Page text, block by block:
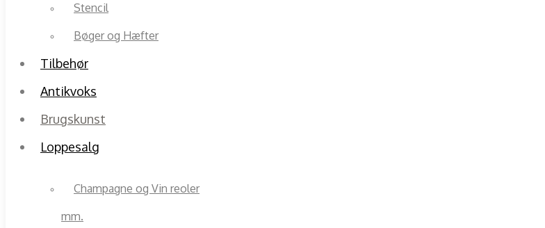
Stencil
Bøger og Hæfter
Tilbehør
Antikvoks
Brugskunst
Loppesalg
Champagne og Vin reoler
mm.